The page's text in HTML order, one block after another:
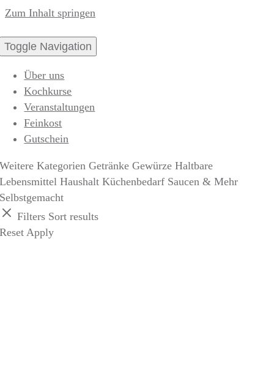
Zum Inhalt springen
Toggle Navigation
Über uns
Kochkurse
Veranstaltungen
Feinkost
Gutschein
Weitere Kategorien Getränke GewürzeHaltbare
Lebensmittel Haushalt Küchenbedarf Saucen & Mehr
Selbstgemacht
Filters Sort results
ResetApply